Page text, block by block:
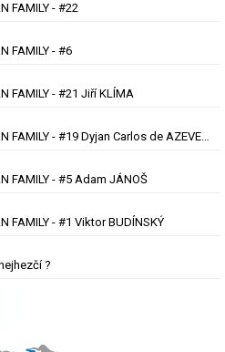
FAMILY - #22
FAMILY - #6
FAMILY - #21 Jiří KLÍMA
Dražba hráčských dresů SILESIAN FAMILY - #19 Dyjan Carlos de AZEVEDO
FAMILY - #5 Adam JÁNOŠ
FAMILY - #1 Viktor BUDÍNSKÝ
?